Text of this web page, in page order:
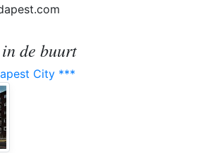
de buurt
City ***